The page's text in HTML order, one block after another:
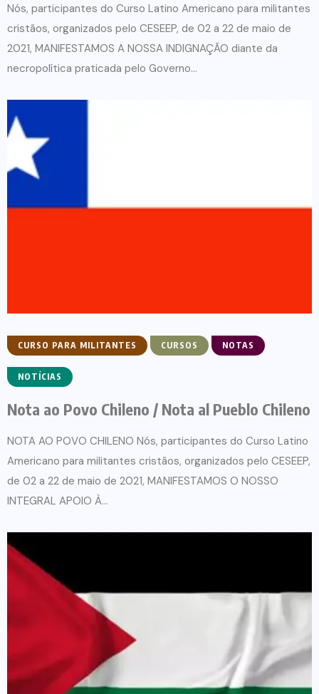
Nós, participantes do Curso Latino Americano para militantes
cristãos, organizados pelo CESEEP, de 02 a 22 de maio de
2021, MANIFESTAMOS A NOSSA INDIGNAÇÃO diante da
necropolítica praticada pelo Governo...
CURSO PARA MILITANTES CURSOS NOTAS
NOTÍCIAS
Nota ao Povo Chileno / Nota al Pueblo Chileno
NOTA AO POVO CHILENO Nós, participantes do Curso Latino
Americano para militantes cristãos, organizados pelo CESEEP,
de 02 a 22 de maio de 2021, MANIFESTAMOS O NOSSO
INTEGRAL APOIO À...